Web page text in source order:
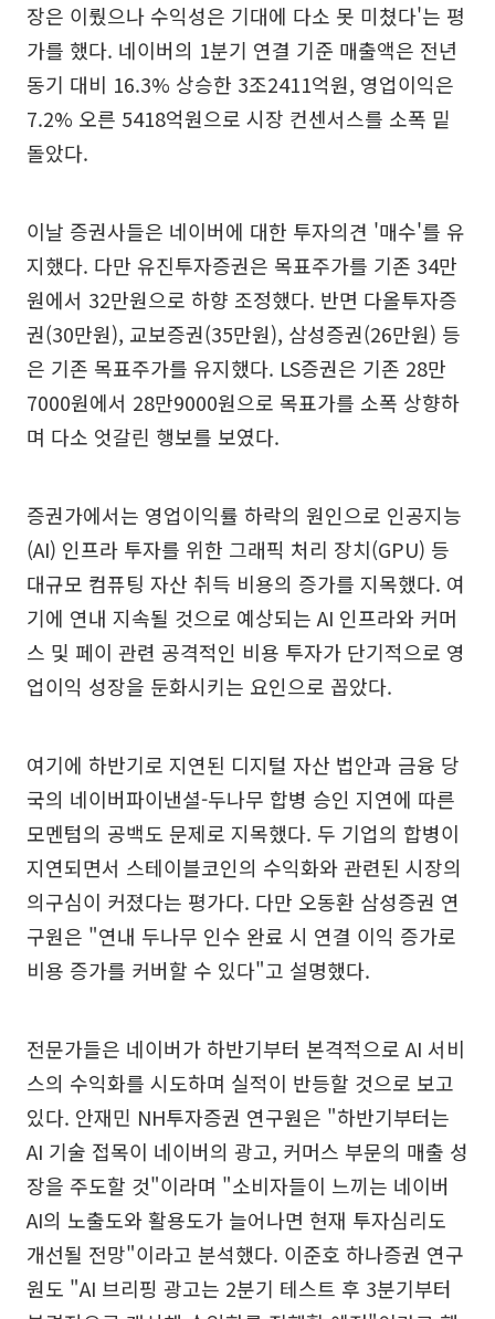
장은 이뤘으나 수익성은 기대에 다소 못 미쳤다'는 평
가를 했다. 네이버의 1분기 연결 기준 매출액은 전년
동기 대비 16.3% 상승한 3조2411억원, 영업이익은
7.2% 오른 5418억원으로 시장 컨센서스를 소폭 밑
돌았다.
이날 증권사들은 네이버에 대한 투자의견 '매수'를 유
지했다. 다만 유진투자증권은 목표주가를 기존 34만
원에서 32만원으로 하향 조정했다. 반면 다올투자증
권(30만원), 교보증권(35만원), 삼성증권(26만원) 등
은 기존 목표주가를 유지했다. LS증권은 기존 28만
7000원에서 28만9000원으로 목표가를 소폭 상향하
며 다소 엇갈린 행보를 보였다.
증권가에서는 영업이익률 하락의 원인으로 인공지능
(AI) 인프라 투자를 위한 그래픽 처리 장치(GPU) 등
대규모 컴퓨팅 자산 취득 비용의 증가를 지목했다. 여
기에 연내 지속될 것으로 예상되는 AI 인프라와 커머
스 및 페이 관련 공격적인 비용 투자가 단기적으로 영
업이익 성장을 둔화시키는 요인으로 꼽았다.
여기에 하반기로 지연된 디지털 자산 법안과 금융 당
국의 네이버파이낸셜-두나무 합병 승인 지연에 따른
모멘텀의 공백도 문제로 지목했다. 두 기업의 합병이
지연되면서 스테이블코인의 수익화와 관련된 시장의
의구심이 커졌다는 평가다. 다만 오동환 삼성증권 연
구원은 "연내 두나무 인수 완료 시 연결 이익 증가로
비용 증가를 커버할 수 있다"고 설명했다.
전문가들은 네이버가 하반기부터 본격적으로 AI 서비
스의 수익화를 시도하며 실적이 반등할 것으로 보고
있다. 안재민 NH투자증권 연구원은 "하반기부터는
AI 기술 접목이 네이버의 광고, 커머스 부문의 매출 성
장을 주도할 것"이라며 "소비자들이 느끼는 네이버
AI의 노출도와 활용도가 늘어나면 현재 투자심리도
개선될 전망"이라고 분석했다. 이준호 하나증권 연구
원도 "AI 브리핑 광고는 2분기 테스트 후 3분기부터